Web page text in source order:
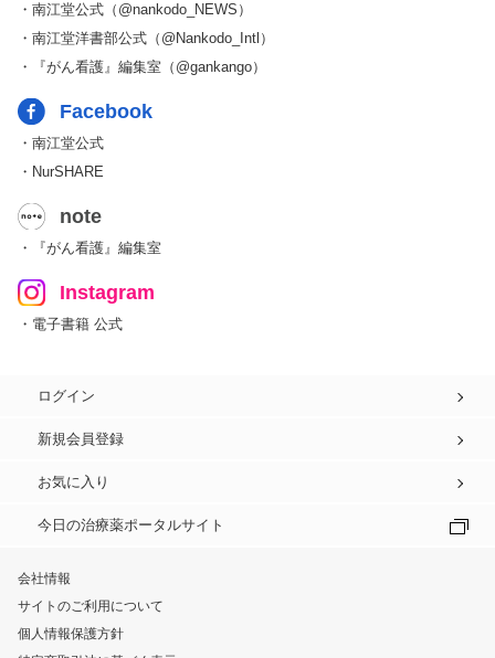
・南江堂公式（@nankodo_NEWS）
・南江堂洋書部公式（@Nankodo_Intl）
・『がん看護』編集室（@gankango）
Facebook
・南江堂公式
・NurSHARE
note
・『がん看護』編集室
Instagram
・電子書籍 公式
ログイン
新規会員登録
お気に入り
今日の治療薬ポータルサイト
会社情報
サイトのご利用について
個人情報保護方針